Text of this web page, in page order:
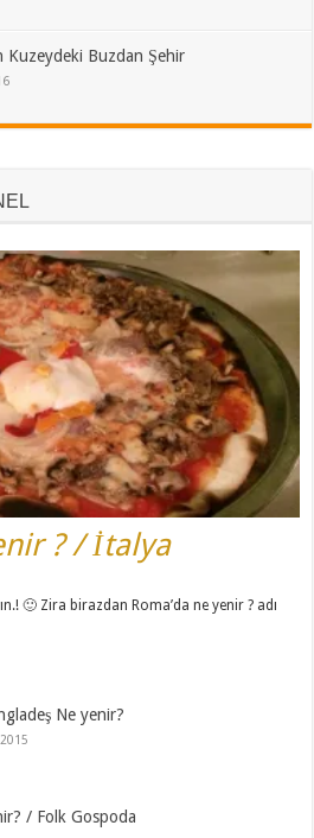
Kuzeydeki Buzdan Şehir
? / İtalya
🙂 Zira birazdan Roma’da ne yenir ? adı
Ne yenir?
/ Folk Gospoda